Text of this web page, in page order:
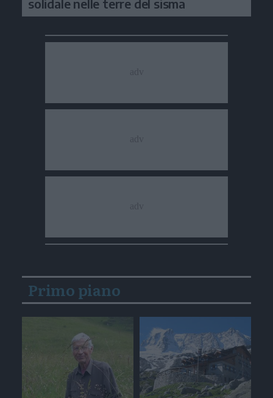
solidale nelle terre del sisma
Primo piano